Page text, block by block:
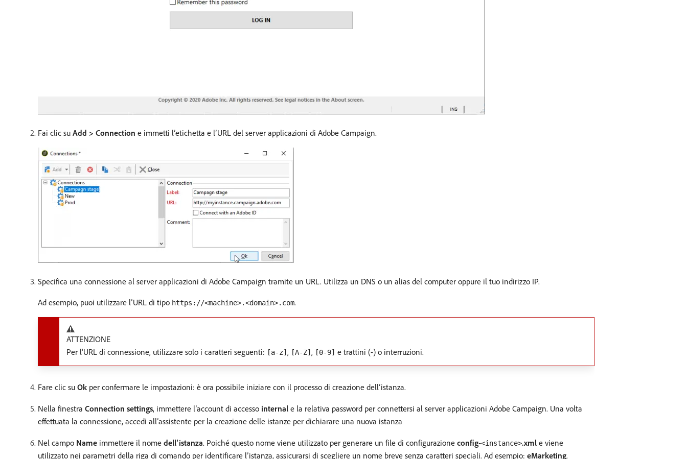
Fai clic su Add > Connection e immetti l’etichetta e l’URL del server applicazioni di Adobe Campaign.
Specifica una connessione al server applicazioni di Adobe Campaign tramite un URL. Utilizza un DNS o un alias del computer oppure il tuo indirizzo IP.
Ad esempio, puoi utilizzare l’URL di tipo https://<machine>.<domain>.com.
ATTENZIONE
Per l'URL di connessione, utilizzare solo i caratteri seguenti: [a-z] , [A-Z] , [0-9] e trattini (-) o interruzioni.
Fare clic su Okper confermare le impostazioni: è ora possibile iniziare con il processo di creazione dell’istanza.
Nella finestra Connection settings, immettere l’account di accesso internal e la relativa password per connettersi al server applicazioni Adobe Campaign. Una volta
effettuata la connessione, accedi all’assistente per la creazione delle istanze per dichiarare una nuova istanza
Nel campo Name immettere il nome dell’istanza. Poiché questo nome viene utilizzato per generare un file di configurazione config-<instance>.xml e viene
utilizzato nei parametri della riga di comando per identificare l’istanza, assicurarsi di scegliere un nome breve senza caratteri speciali. Ad esempio: eMarketing.